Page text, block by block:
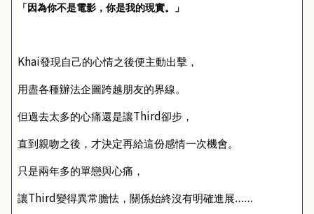
「因為你不是電影，你是我的現實。」
Khai發現自己的心情之後便主動出擊，
用盡各種辦法企圖跨越朋友的界線。
但過去太多的心痛還是讓Third卻步，
直到親吻之後，才決定再給這份感情一次機會。
只是兩年多的單戀與心痛，
讓Third變得異常膽怯，關係始終沒有明確進展……